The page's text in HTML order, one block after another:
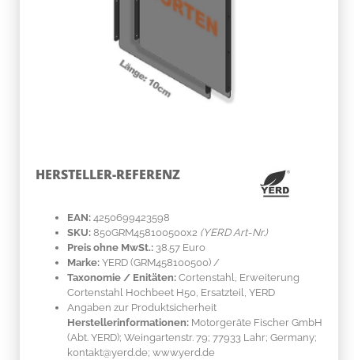
HERSTELLER-REFERENZ
EAN: 4250699423598
SKU: 850GRM458100500x2 (YERD Art-Nr.)
Preis ohne MwSt.: 38.57 Euro
Marke: YERD (GRM458100500) /
Taxonomie / Enitäten: Cortenstahl , Erweiterung
Cortenstahl Hochbeet H50, Ersatzteil, YERD
Angaben zur Produktsicherheit
Herstellerinformationen: Motorgeräte Fischer GmbH
(Abt. YERD); Weingartenstr. 79; 77933 Lahr; Germany;
kontakt@yerd.de; www.yerd.de